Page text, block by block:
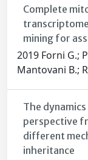
Complete
mining for
2019 Forni G.;
Mantovani B.;
The
perspective
different
inheritance